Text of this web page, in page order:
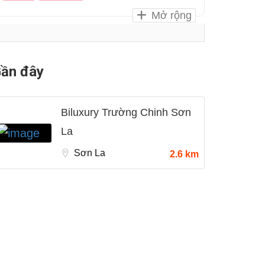
Mở rộng
đây
Biluxury Trường Chinh Sơn
La
Sơn La 2.6 km